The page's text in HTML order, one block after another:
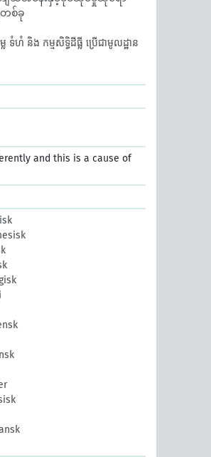
တစ်ခု
ទំហំ និង កម្មសិទ្ធិដីធ្លី ប្រើជាមូលដ្ឋាន
and this is a cause of